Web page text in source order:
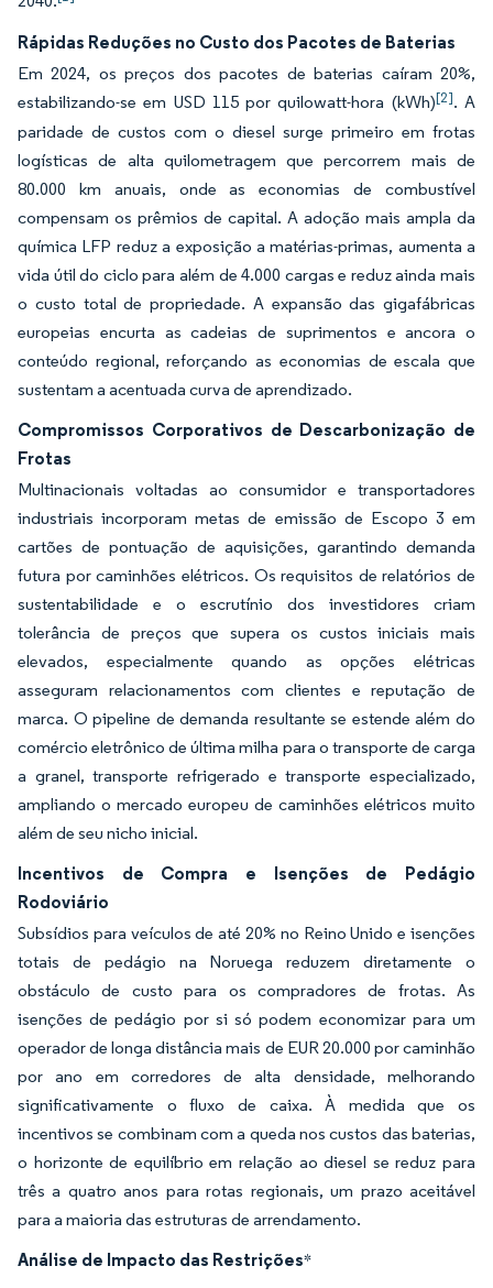
Rápidas Reduções no Custo dos Pacotes de Baterias
Em 2024, os preços dos pacotes de baterias caíram 20%,
estabilizando-se em USD 115 por quilowatt-hora (kWh)[2]. A
paridade de custos com o diesel surge primeiro em frotas
logísticas de alta quilometragem que percorrem mais de
80.000 km anuais, onde as economias de combustível
compensam os prêmios de capital. A adoção mais ampla da
química LFP reduz a exposição a matérias-primas, aumenta a
vida útil do ciclo para além de 4.000 cargas e reduz ainda mais
o custo total de propriedade. A expansão das gigafábricas
europeias encurta as cadeias de suprimentos e ancora o
conteúdo regional, reforçando as economias de escala que
sustentam a acentuada curva de aprendizado.
Compromissos Corporativos de Descarbonização de
Frotas
Multinacionais voltadas ao consumidor e transportadores
industriais incorporam metas de emissão de Escopo 3 em
cartões de pontuação de aquisições, garantindo demanda
futura por caminhões elétricos. Os requisitos de relatórios de
sustentabilidade e o escrutínio dos investidores criam
tolerância de preços que supera os custos iniciais mais
elevados, especialmente quando as opções elétricas
asseguram relacionamentos com clientes e reputação de
marca. O pipeline de demanda resultante se estende além do
comércio eletrônico de última milha para o transporte de carga
a granel, transporte refrigerado e transporte especializado,
ampliando o mercado europeu de caminhões elétricos muito
além de seu nicho inicial.
Incentivos de Compra e Isenções de Pedágio
Rodoviário
Subsídios para veículos de até 20% no Reino Unido e isenções
totais de pedágio na Noruega reduzem diretamente o
obstáculo de custo para os compradores de frotas. As
isenções de pedágio por si só podem economizar para um
operador de longa distância mais de EUR 20.000 por caminhão
por ano em corredores de alta densidade, melhorando
significativamente o fluxo de caixa. À medida que os
incentivos se combinam com a queda nos custos das baterias,
o horizonte de equilíbrio em relação ao diesel se reduz para
três a quatro anos para rotas regionais, um prazo aceitável
para a maioria das estruturas de arrendamento.
Análise de Impacto das Restrições*